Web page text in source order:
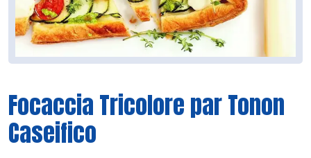
Focaccia Tricolore par Tonon
Caseifico